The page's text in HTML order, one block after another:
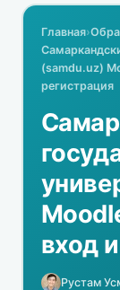
Главная›
(samdu.uz)
регистрация
вход
Рустам